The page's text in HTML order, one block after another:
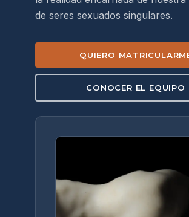
de seres sexuados singulares.
QUIERO
CONOCER EL EQUIPO